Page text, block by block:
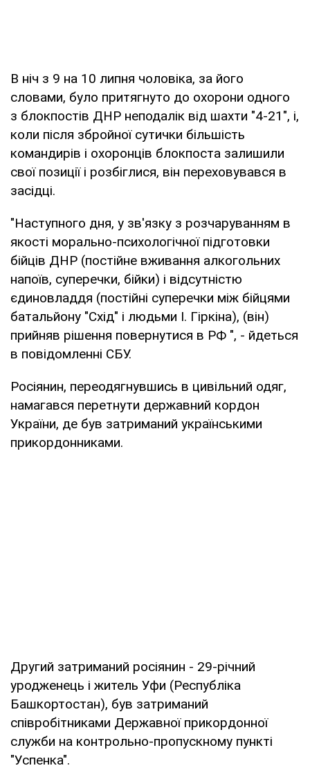
В ніч з 9 на 10 липня чоловіка, за його
словами, було притягнуто до охорони одного
з блокпостів ДНР неподалік від шахти "4-21", і,
коли після збройної сутички більшість
командирів і охоронців блокпоста залишили
свої позиції і розбіглися, він переховувався в
засідці.
"Наступного дня, у зв'язку з розчаруванням в
якості морально-психологічної підготовки
бійців ДНР (постійне вживання алкогольних
напоїв, суперечки, бійки) і відсутністю
єдиновладдя (постійні суперечки між бійцями
батальйону "Схід" і людьми І. Гіркіна), (він)
прийняв рішення повернутися в РФ ", - йдеться
в повідомленні СБУ.
Росіянин, переодягнувшись в цивільний одяг,
намагався перетнути державний кордон
України, де був затриманий українськими
прикордонниками.
Другий затриманий росіянин - 29-річний
уродженець і житель Уфи (Республіка
Башкортостан), був затриманий
співробітниками Державної прикордонної
служби на контрольно-пропускному пункті
"Успенка".